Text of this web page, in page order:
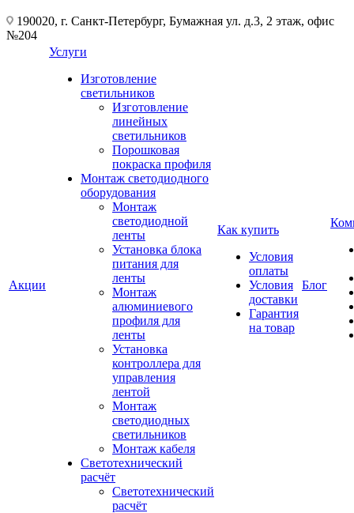
190020, г. Санкт-Петербург, Бумажная ул. д.3, 2 этаж, офис
№204
Акции
Услуги
Изготовление
светильников
Изготовление
линейных
светильников
Порошковая
покраска профиля
Монтаж светодиодного
оборудования
Монтаж
светодиодной
ленты
Установка блока
питания для
ленты
Монтаж
алюминиевого
профиля для
ленты
Установка
контроллера для
управления
лентой
Монтаж
светодиодных
светильников
Монтаж кабеля
Светотехнический
расчёт
Светотехнический
расчёт
Как купить
Условия
оплаты
Условия
доставки
Гарантия
на товар
Блог